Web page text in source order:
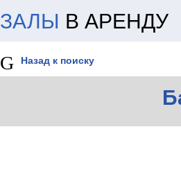
ЗАЛЫ В АРЕНДУ
Назад к поиску